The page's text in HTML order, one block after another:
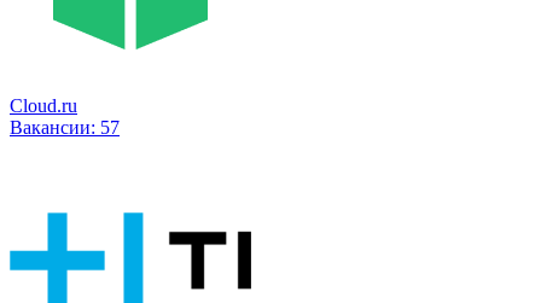
Cloud.ru
Вакансии: 57